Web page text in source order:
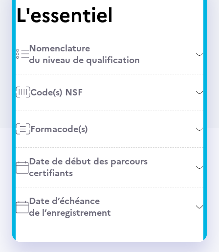
L'essentiel
Nomenclature
du niveau de qualification
Code(s) NSF
Formacode(s)
Date de début des parcours
certifiants
Date d’échéance
de l’enregistrement